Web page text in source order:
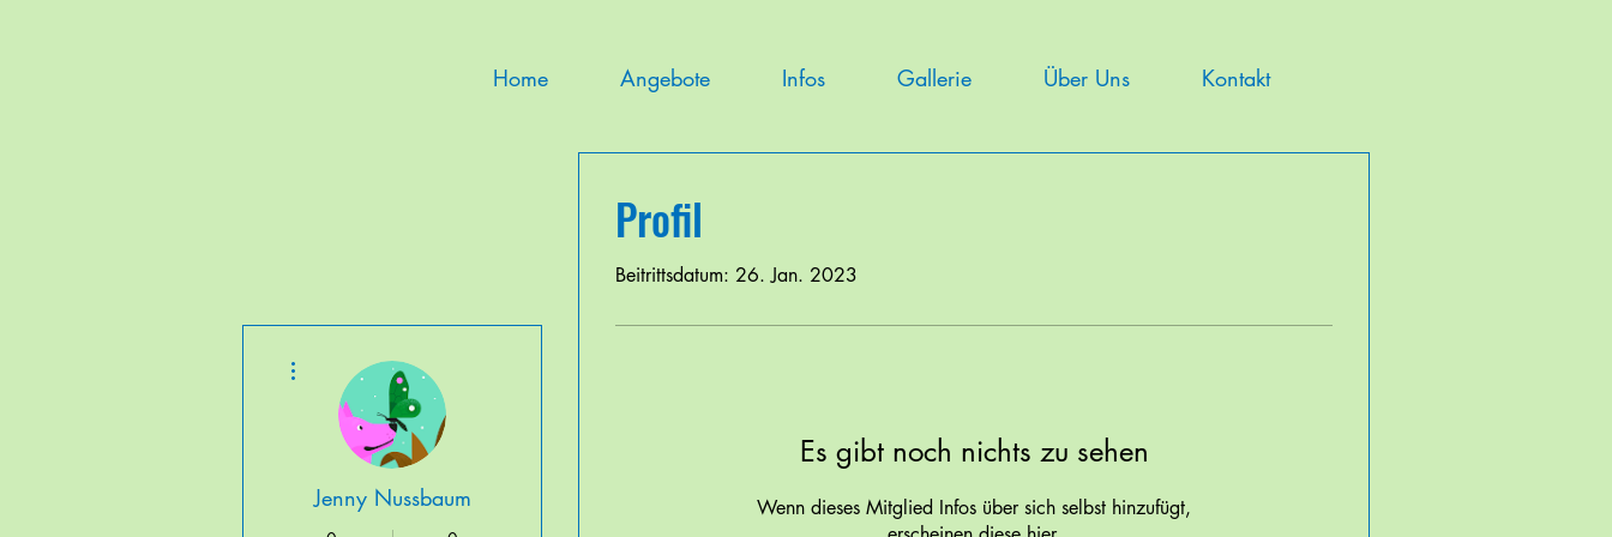
Home Angebote Infos Gallerie Über Uns Kontakt
Profil
Beitrittsdatum: 26. Jan. 2023
Es gibt noch nichts zu sehen
Wenn dieses Mitglied Infos über sich selbst hinzufügt,
Jenny Nussbaum